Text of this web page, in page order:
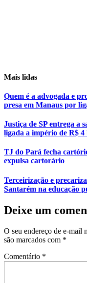
Mais lidas
Quem é a advogada e
presa em Manaus por
Justiça de SP entrega a
ligada a império de R$ 4
TJ do Pará fecha
expulsa cartorário
Terceirização e
Santarém na educação
Deixe um
O seu endereço de e-mail
são marcados com *
Comentário *